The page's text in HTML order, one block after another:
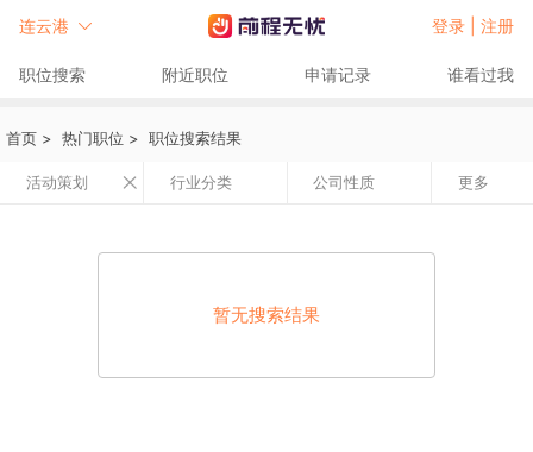
连云港 登录 | 注册
职位搜索 附近职位 申请记录 谁看过我
首页 > 热门职位 > 职位搜索结果
活动策划 行业分类 公司性质 更多
暂无搜索结果